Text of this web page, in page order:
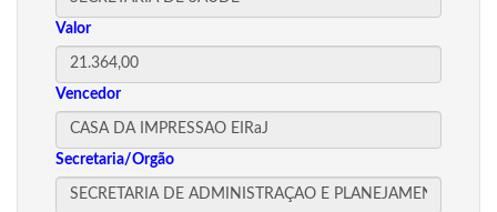
Valor
Vencedor
Secretaria/Orgão